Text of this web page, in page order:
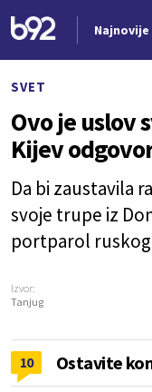
Najnovije
SVET
Ovo je uslov
Kijev
Da bi zaustavila
svoje trupe iz
portparol
Izvor:
Tanjug
10 Ostavite